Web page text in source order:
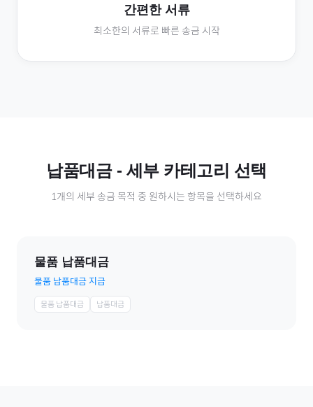
간편한 서류
최소한의 서류로 빠른 송금 시작
납품대금- 세부 카테고리 선택
1개의 세부 송금 목적 중 원하시는 항목을 선택하세요
물품 납품대금
물품 납품대금 지급
물품 납품대금 납품대금